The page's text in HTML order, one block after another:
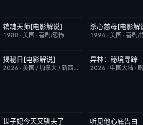
已完结
销魂天师[电影解说]
1988 · 美国 · 喜剧/恐怖
已完结
杀心慈母[电影解
1994 · 美国 · 喜剧/
已完结
揭秘日[电影解说]
2026 · 美国 / 加拿大 / 新西兰 / 日本 ·剧情/科幻
昨日更新
异林：秘境寻踪
2026 · 中国大陆·
完结
世子妃今天又驯夫了 完结
听见他心底告白